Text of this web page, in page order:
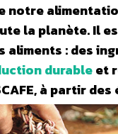
notre
la planète. Il
: des
durableet
à partir des